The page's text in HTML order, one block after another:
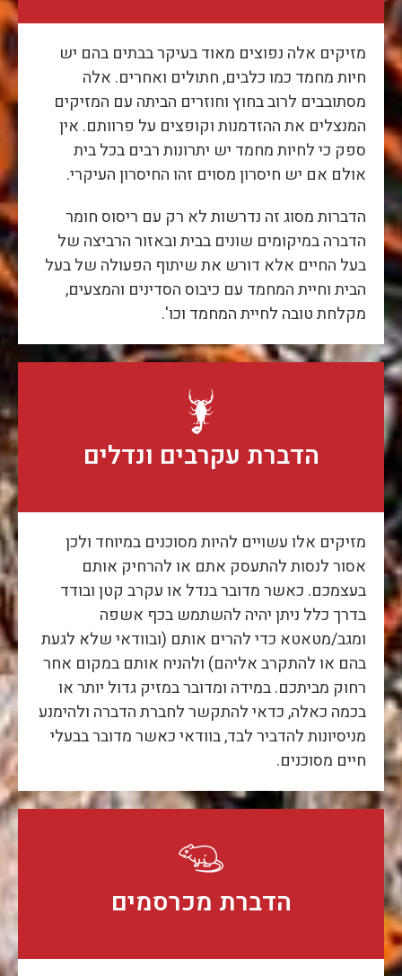
מזיקים אלה נפוצים מאוד בעיקר בבתים בהם יש
חיות מחמד כמו כלבים, חתולים ואחרים. אלה
מסתובבים לרוב בחוץ וחוזרים הביתה עם המזיקים
המנצלים את ההזדמנות וקופצים על פרוותם. אין
ספק כי לחיות מחמד יש יתרונות רבים בכל בית
אולם אם יש חיסרון מסוים זהו החיסרון העיקרי.
הדברות מסוג זה נדרשות לא רק עם ריסוס חומר
הדברה במיקומים שונים בבית ובאזור הרביצה של
בעל החיים אלא דורש את שיתוף הפעולה של בעל
הבית וחיית המחמד עם כיבוס הסדינים והמצעים,
מקלחת טובה לחיית המחמד וכו'.
הדברת עקרבים ונדלים
מזיקים אלו עשויים להיות מסוכנים במיוחד ולכן
אסור לנסות להתעסק אתם או להרחיק אותם
בעצמכם. כאשר מדובר בנדל או עקרב קטן ובודד
בדרך כלל ניתן יהיה להשתמש בכף אשפה
ומגב/מטאטא כדי להרים אותם (ובוודאי שלא לגעת
בהם או להתקרב אליהם) ולהניח אותם במקום אחר
רחוק מביתכם. במידה ומדובר במזיק גדול יותר או
בכמה כאלה, כדאי להתקשר לחברת הדברה ולהימנע
מניסיונות להדביר לבד, בוודאי כאשר מדובר בבעלי
חיים מסוכנים.
הדברת מכרסמים